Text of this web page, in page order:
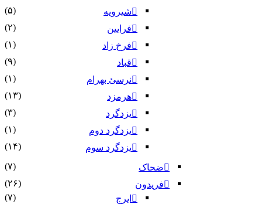
شیرویه
(۵)
فرایین
(۲)
فرخ زاد
(۱)
قباد
(۹)
نرسئ بهرام‏
(۱)
هرمزد
(۱۳)
یزدگرد
(۳)
یزدگرد دوم
(۱)
یزدگرد سوم
(۱۴)
ضحاک
(۷)
فریدون
(۲۶)
ایرج
(۷)